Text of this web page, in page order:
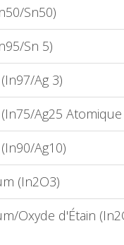
Sn50)
Sn 5)
Ag 3)
Ag25 Atomique
Ag10)
(In2O3)
Oxyde d'Étain